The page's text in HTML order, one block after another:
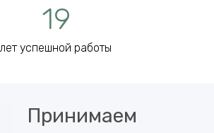
19
лет успешной работы
Принимаем